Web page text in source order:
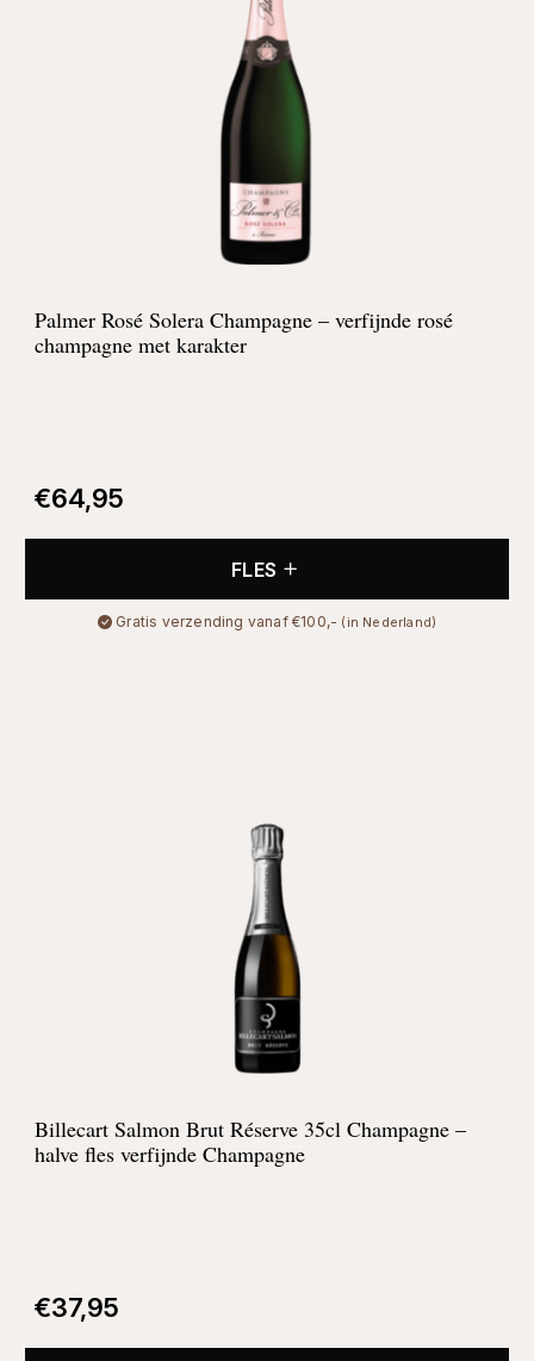
Palmer Rosé Solera Champagne – verfijnde rosé
champagne met karakter
€64,95
FLES
Gratis verzending vanaf €100,- (in Nederland)
Billecart Salmon Brut Réserve 35cl Champagne –
halve fles verfijnde Champagne
€37,95